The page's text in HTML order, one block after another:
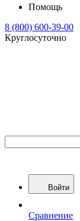
Помощь
8 (800) 600-39-00
Круглосуточно
Войти
Сравнение